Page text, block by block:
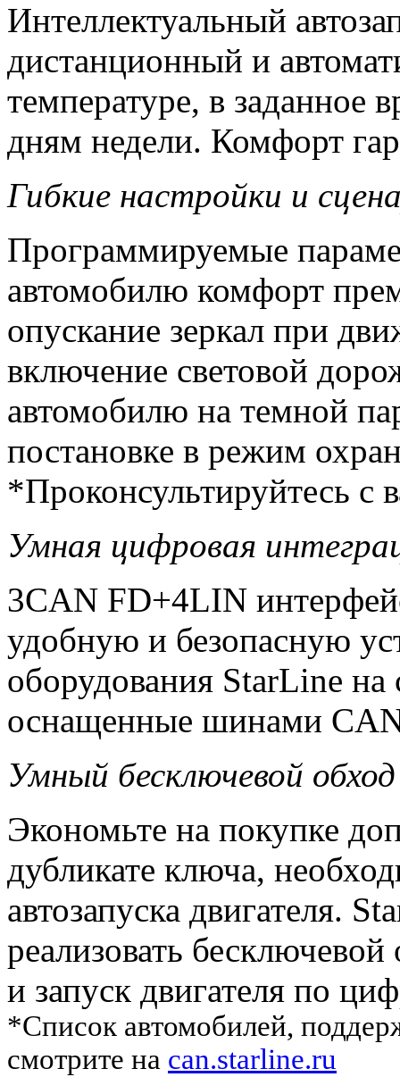
Интеллектуальный
дистанционный и
температуре, в заданное
дням недели. Комфорт
Гибкие настройки и
Программируемые
автомобилю комфорт
опускание зеркал при
включение световой
автомобилю на темной
постановке в режим
*Проконсультируйтесь с
Умная цифровая
3CAN FD+4LIN
удобную и безопасную
оборудования StarLine
оснащенные шинами
Умный бесключевой обход
Экономьте на покупке
дубликате ключа,
автозапуска двигателя.
реализовать
и запуск двигателя по
*Список автомобилей,
смотрите на can.starline.ru